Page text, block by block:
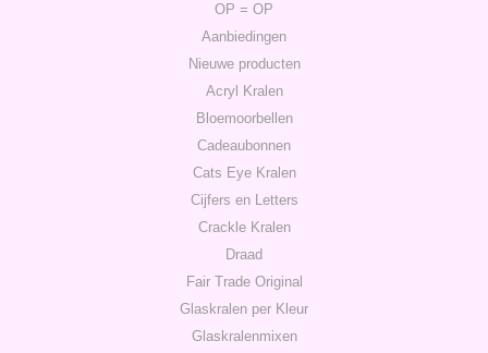
OP = OP
Aanbiedingen
Nieuwe producten
Acryl Kralen
Bloemoorbellen
Cadeaubonnen
Cats Eye Kralen
Cijfers en Letters
Crackle Kralen
Draad
Fair Trade Original
Glaskralen per Kleur
Glaskralenmixen